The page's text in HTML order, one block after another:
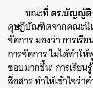
ขณะที่ดร.บัญญั
ดุษฎีบัณฑิตจากคณะนิ
จัดการ มองว่า การเ
การจัดการ ไม่ได้ทำใ
ชอบมากขึ้น’ การเรียน
สื่อสาร ทำให้เข้าใจว่า